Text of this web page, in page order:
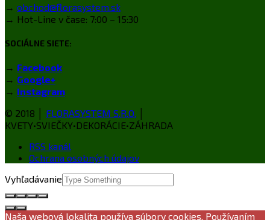
→ obchod@florasystem.sk
→ Hot-Line v čase: 7:00 – 15:30
SOCIÁLNE SIETE:
→ Facebook
→ Google+
→ Instagram
© 2018 │ FLORASYSTEM S.R.O.
KVETY•SVIEČKY•DEKORÁCIE•ZÁHRADA
RSS kanál
Ochrana osobných údajov
Vyhľadávanie
Naša webová lokalita používa súbory cookies. Používaním